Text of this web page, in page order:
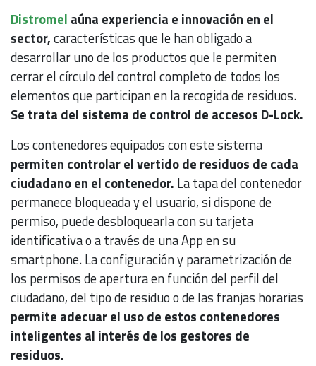
Distromel aúna experiencia e innovación en el
sector,características que le han obligado a
desarrollar uno de los productos que le permiten
cerrar el círculo del control completo de todos los
elementos que participan en la recogida de residuos.
Se trata del sistema de control de accesos D-Lock.
Los contenedores equipados con este sistema
permiten controlar el vertido de residuos de cada
ciudadano en el contenedor. La tapa del contenedor
permanece bloqueada y el usuario, si dispone de
permiso, puede desbloquearla con su tarjeta
identificativa o a través de una App en su
smartphone. La configuración y parametrización de
los permisos de apertura en función del perfil del
ciudadano, del tipo de residuo o de las franjas horarias
permite adecuar el uso de estos contenedores
inteligentes al interés de los gestores de
residuos.